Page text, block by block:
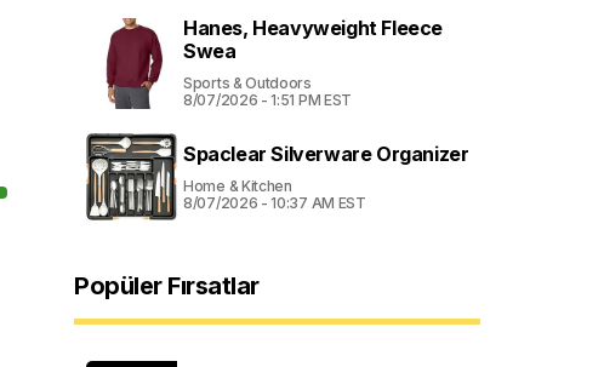
Hanes, Heavyweight Fleece
Swea
Sports & Outdoors
8/07/2026 - 1:51 PM EST
Spaclear Silverware Organizer
Home & Kitchen
8/07/2026 - 10:37 AM EST
Popüler Fırsatlar